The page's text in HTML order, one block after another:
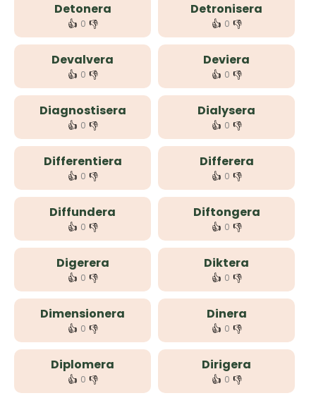
Detonera
👍 0 👎
Detronisera
👍 0 👎
Devalvera
👍 0 👎
Deviera
👍 0 👎
Diagnostisera
👍 0 👎
Dialysera
👍 0 👎
Differentiera
👍 0 👎
Differera
👍 0 👎
Diffundera
👍 0 👎
Diftongera
👍 0 👎
Digerera
👍 0 👎
Diktera
👍 0 👎
Dimensionera
👍 0 👎
Dinera
👍 0 👎
Diplomera
👍 0 👎
Dirigera
👍 0 👎